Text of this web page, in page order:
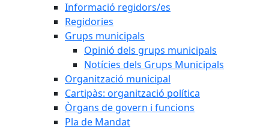
Informació regidors/es
Regidories
Grups municipals
Opinió dels grups municipals
Notícies dels Grups Municipals
Organització municipal
Cartipàs: organització política
Òrgans de govern i funcions
Pla de Mandat